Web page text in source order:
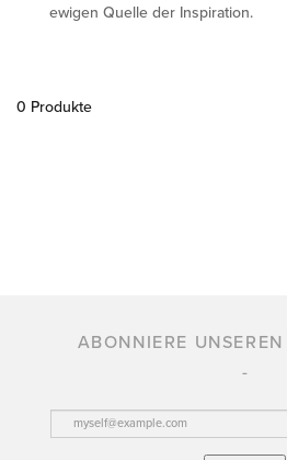
ewigen Quelle der Inspiration.
0 Produkte
ABONNIERE UNSEREN